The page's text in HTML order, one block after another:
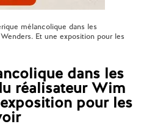
mélancolique dans les
Et une exposition pour les
dans les
réalisateur Wim
pour les